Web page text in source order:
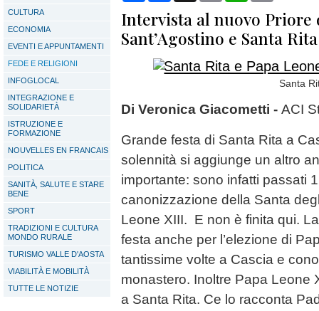
CULTURA
ECONOMIA
EVENTI E APPUNTAMENTI
FEDE E RELIGIONI
INFOGLOCAL
INTEGRAZIONE E
SOLIDARIETÀ
ISTRUZIONE E
FORMAZIONE
NOUVELLES EN FRANCAIS
POLITICA
SANITÀ, SALUTE E STARE
BENE
SPORT
TRADIZIONI E CULTURA
MONDO RURALE
TURISMO VALLE D'AOSTA
VIABILITÀ E MOBILITÀ
TUTTE LE NOTIZIE
Intervista al nuovo Priore
Sant’Agostino e Santa Rita
Santa
Di Veronica Giacometti - ACI
Grande festa di Santa Rita a
solennità si aggiunge un altro
importante: sono infatti passati
canonizzazione della Santa
Leone XIII. E non è finita qui.
festa anche per l’elezione di
tantissime volte a Cascia e
monastero. Inoltre Papa Leone
a Santa Rita. Ce lo racconta